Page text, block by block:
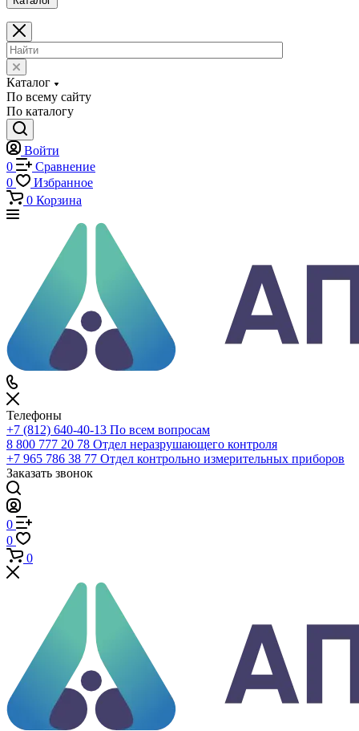
Каталог
По всему сайту
По каталогу
0
Сравнение
0
Избранное
+7 (812) 640-40-13
По всем вопросам
8 800 777 20 78
Отдел неразрушающего контроля
+7 965 786 38 77
Отдел контрольно измерительных приборов
Заказать звонок
0
0